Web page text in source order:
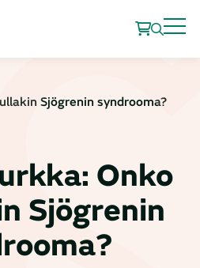
Sjögrenin syndrooma?
Onko
Sjögrenin